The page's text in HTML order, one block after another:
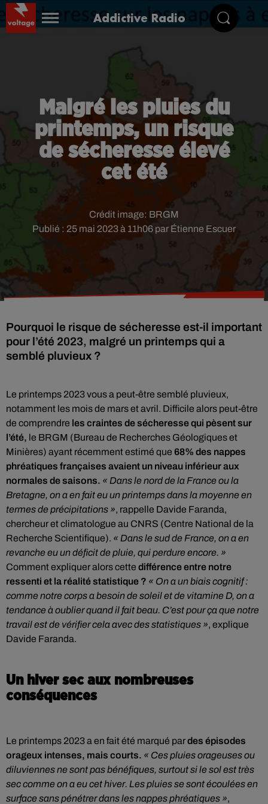
Addictive Radio
Malgré les pluies du
printemps, un risque
de sécheresse élevé
cet été
Publié : 25 mai 2023 à 11h06 par Étienne Escuer
Crédit image: BRGM
Pourquoi le risque de sécheresse est-il important
pour l’été 2023, malgré un printemps qui a
semblé pluvieux ?
Le printemps 2023 vous a peut-être semblé pluvieux,
notamment les mois de mars et avril. Difficile alors peut-être
de comprendre les craintes de sécheresse qui pèsent sur
l’été, le BRGM (Bureau de Recherches Géologiques et
Minières) ayant récemment estimé que 68% des nappes
phréatiques françaises avaient un niveau inférieur aux
normales de saisons. « Dans le nord de la France ou la
Bretagne, on a en fait eu un printemps dans la moyenne en
termes de précipitations », rappelle Davide Faranda,
chercheur et climatologue au CNRS (Centre National de la
Recherche Scientifique). « Dans le sud de France, on a en
revanche eu un déficit de pluie, qui perdure encore. »
Comment expliquer alors cette différence entre notre
ressenti et la réalité statistique ? « On a un biais cognitif :
comme notre corps a besoin de soleil et de vitamine D, on a
tendance à oublier quand il fait beau. C’est pour ça que notre
travail est de vérifier cela avec des statistiques », explique
Davide Faranda.
Un hiver sec aux nombreuses
conséquences
Le printemps 2023 a en fait été marqué pardes épisodes
orageux intenses, mais courts. « Ces pluies orageuses ou
diluviennes ne sont pas bénéfiques, surtout si le sol est très
sec comme on a eu cet hiver. Les pluies se sont écoulées en
surface sans pénétrer dans les nappes phréatiques »,